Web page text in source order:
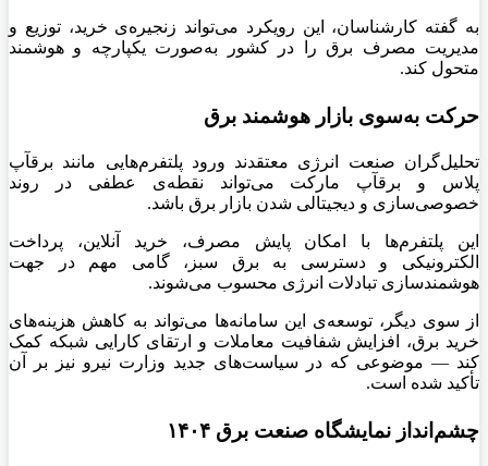
به گفته کارشناسان، این رویکرد می‌تواند زنجیره‌ی خرید، توزیع و
مدیریت مصرف برق را در کشور به‌صورت یکپارچه و هوشمند
متحول کند.
حرکت به‌سوی بازار هوشمند برق
تحلیل‌گران صنعت انرژی معتقدند ورود پلتفرم‌هایی مانند برقآپ
پلاس و برقآپ مارکت می‌تواند نقطه‌ی عطفی در روند
خصوصی‌سازی و دیجیتالی شدن بازار برق باشد.
این پلتفرم‌ها با امکان پایش مصرف، خرید آنلاین، پرداخت
الکترونیکی و دسترسی به برق سبز، گامی مهم در جهت
هوشمندسازی تبادلات انرژی محسوب می‌شوند.
از سوی دیگر، توسعه‌ی این سامانه‌ها می‌تواند به کاهش هزینه‌های
خرید برق، افزایش شفافیت معاملات و ارتقای کارایی شبکه کمک
کند — موضوعی که در سیاست‌های جدید وزارت نیرو نیز بر آن
تأکید شده است.
چشم‌انداز نمایشگاه صنعت برق ۱۴۰۴